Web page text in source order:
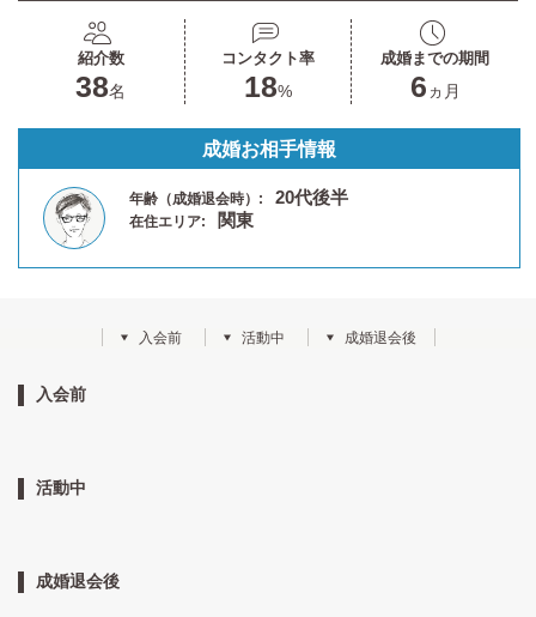
紹介数
38名
コンタクト率
18%
成婚までの期間
6 ヵ月
成婚お相手情報
年齢（成婚退会時）: 20代後半
在住エリア: 関東
入会前 活動中 成婚退会後
入会前
活動中
成婚退会後